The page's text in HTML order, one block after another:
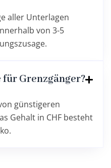
aller Unterlagen
von 3-5
Grenzgänger?
günstigeren
Gehalt in CHF besteht